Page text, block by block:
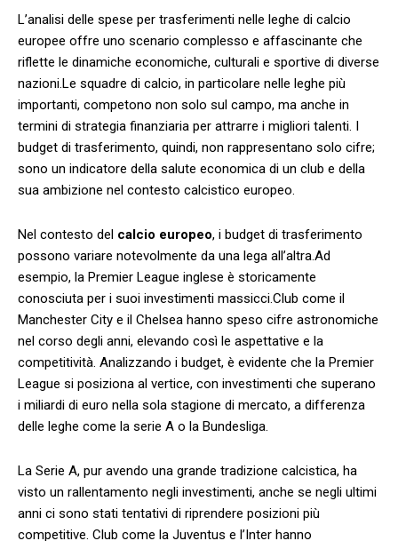
L’analisi⁣ delle spese per‌ trasferimenti nelle leghe di calcio
europee offre uno scenario​ complesso e affascinante che
riflette le dinamiche ​economiche, culturali e‌ sportive di diverse
nazioni.Le squadre di calcio, in particolare nelle leghe​ più
importanti,​ competono non solo sul campo, ma⁤ anche in
termini ‌di strategia finanziaria per attrarre i migliori talenti.‍ I
budget⁤ di⁤ trasferimento, quindi, non rappresentano solo cifre;
sono un indicatore della salute economica di un club⁢ e della
sua ambizione ⁢nel ⁣contesto calcistico europeo.
Nel contesto ⁢del calcio ⁢europeo, i ⁣budget di trasferimento
possono variare ⁣notevolmente da una lega all’altra.Ad
esempio,‌ la Premier League inglese è storicamente
conosciuta per i suoi investimenti massicci.Club come il
Manchester City e il Chelsea hanno speso cifre astronomiche
nel⁤ corso degli anni, elevando così le aspettative e la⁣
competitività. Analizzando i budget, è evidente che la Premier
League ⁣si⁤ posiziona⁣ al vertice, con investimenti che superano
i miliardi di euro nella sola stagione di mercato, a differenza
delle leghe come‌ la serie A o la Bundesliga.
La Serie A, pur avendo una grande tradizione calcistica, ha
visto un⁤ rallentamento negli investimenti, anche ⁤se negli ultimi
anni ci sono stati tentativi di riprendere posizioni⁤ più
competitive. Club come la Juventus e l’Inter hanno​